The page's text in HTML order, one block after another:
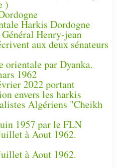
)
Harkis Dordogne
Henry-jean
aux deux sénateurs
orientale par Dyanka.
1962
2022 portant
envers les harkis
Algériens "Cheikh
1957 par le FLN
à Aout 1962.
à Aout 1962.